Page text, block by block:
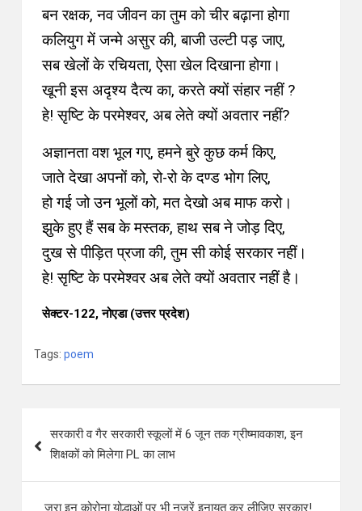
बन रक्षक, नव जीवन का तुम को चीर बढ़ाना होगा
कलियुग में जन्मे असुर की, बाजी उल्टी पड़ जाए,
सब खेलों के रचियता, ऐसा खेल दिखाना होगा।
खूनी इस अदृश्य दैत्य का, करते क्यों संहार नहीं ?
हे! सृष्टि के परमेश्वर, अब लेते क्यों अवतार नहीं?
अज्ञानता वश भूल गए, हमने बुरे कुछ कर्म किए,
जाते देखा अपनों को, रो-रो के दण्ड भोग लिए,
हो गई जो उन भूलों को, मत देखो अब माफ करो।
झुके हुए हैं सब के मस्तक, हाथ सब ने जोड़ दिए,
दुख से पीड़ित प्रजा की, तुम सी कोई सरकार नहीं।
हे! सृष्टि के परमेश्वर अब लेते क्यों अवतार नहीं है।
सेक्टर-122, नोएडा (उत्तर प्रदेश)
Tags: poem
सरकारी व गैर सरकारी स्कूलों में 6 जून तक ग्रीष्मावकाश, इन
शिक्षकों को मिलेगा PL का लाभ
जरा इन कोरोना योद्धाओं पर भी नजरें इनायत कर लीजिए सरकार!